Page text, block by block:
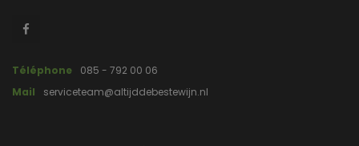
Téléphone
085 - 792 00 06
Mail
serviceteam@altijddebestewijn.nl